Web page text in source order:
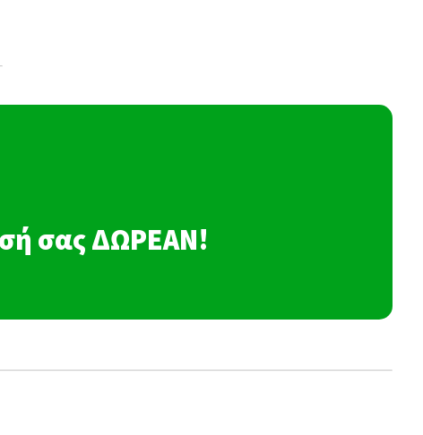
σας ΔΩΡΕΑΝ!